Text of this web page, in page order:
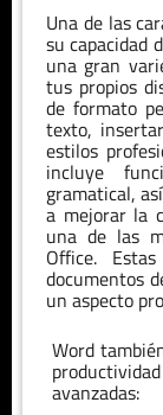
Una de las
su capacidad
una gran
tus propios
de formato
texto,
estilos
incluye
gramatical,
a mejorar la
una de las
Office.
documentos
un aspecto
Word
avanzadas: